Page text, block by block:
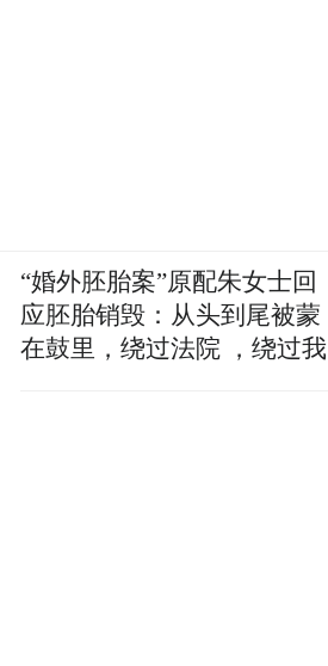
“婚外胚胎案”原配朱女士回
应胚胎销毁：从头到尾被蒙
在鼓里，绕过法院 ，绕过我